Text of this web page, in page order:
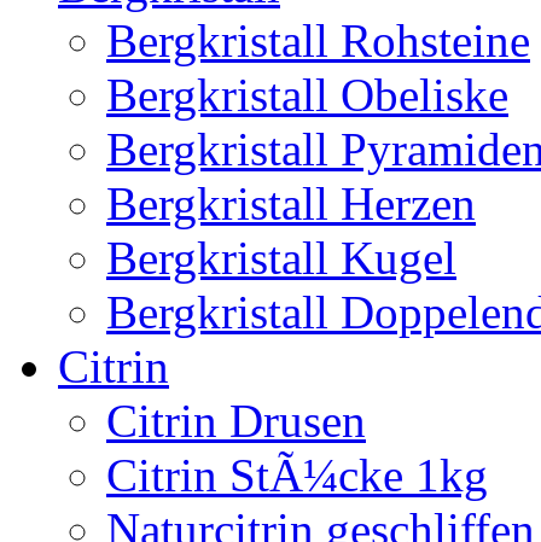
Bergkristall Rohsteine
Bergkristall Obeliske
Bergkristall
Bergkristall Herzen
Bergkristall Kugel
Bergkristall
Citrin
Citrin Drusen
Citrin StÃ¼cke 1kg
Naturcitrin geschliffen